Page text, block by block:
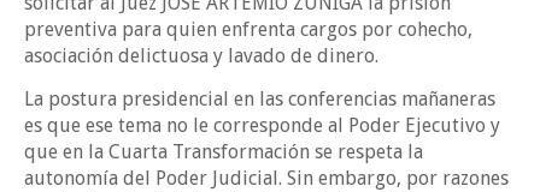
preventiva para quien enfrenta cargos por cohecho,
asociación delictuosa y lavado de dinero.
La postura presidencial en las conferencias mañaneras
es que ese tema no le corresponde al Poder Ejecutivo y
que en la Cuarta Transformación se respeta la
autonomía del Poder Judicial. Sin embargo, por razones